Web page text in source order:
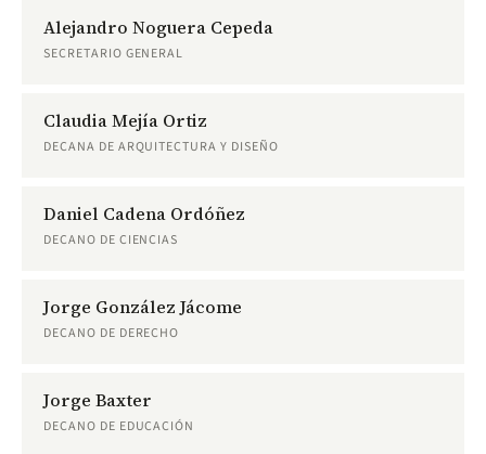
Alejandro Noguera Cepeda
SECRETARIO GENERAL
Claudia Mejía Ortiz
DECANA DE ARQUITECTURA Y DISEÑO
Daniel Cadena Ordóñez
DECANO DE CIENCIAS
Jorge González Jácome
DECANO DE DERECHO
Jorge Baxter
DECANO DE EDUCACIÓN